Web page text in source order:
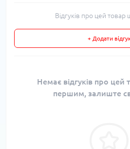
Відгуків про цей товар
+ Додати
Немає відгуків про цей
першим, залиште